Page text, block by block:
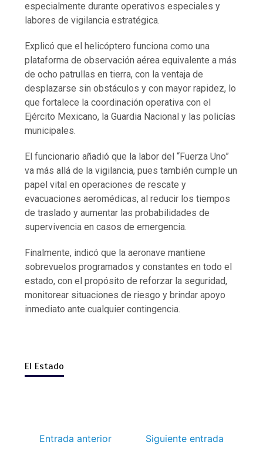
especialmente durante operativos especiales y
labores de vigilancia estratégica.
Explicó que el helicóptero funciona como una
plataforma de observación aérea equivalente a más
de ocho patrullas en tierra, con la ventaja de
desplazarse sin obstáculos y con mayor rapidez, lo
que fortalece la coordinación operativa con el
Ejército Mexicano, la Guardia Nacional y las policías
municipales.
El funcionario añadió que la labor del “Fuerza Uno”
va más allá de la vigilancia, pues también cumple un
papel vital en operaciones de rescate y
evacuaciones aeromédicas, al reducir los tiempos
de traslado y aumentar las probabilidades de
supervivencia en casos de emergencia.
Finalmente, indicó que la aeronave mantiene
sobrevuelos programados y constantes en todo el
estado, con el propósito de reforzar la seguridad,
monitorear situaciones de riesgo y brindar apoyo
inmediato ante cualquier contingencia.
El Estado
Entrada anterior Siguiente entrada